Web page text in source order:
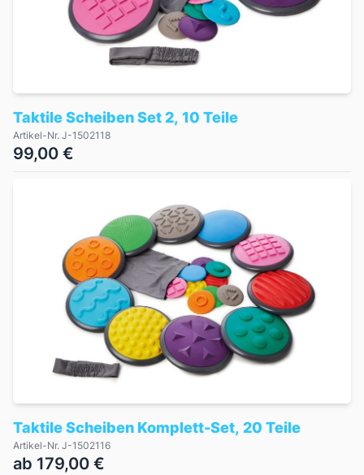
Taktile Scheiben Set 2, 10 Teile
Artikel-Nr. J-1502118
99,00 €
Taktile Scheiben Komplett-Set, 20 Teile
Artikel-Nr. J-1502116
ab 179,00 €